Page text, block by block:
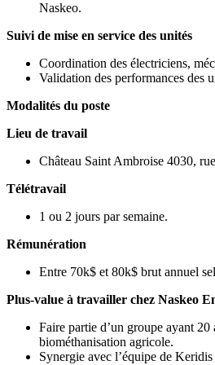
Naskeo.
Suivi de mise en service des unités
Coordination des électriciens,
Validation des performances des
Modalités du poste
Lieu de travail
Château Saint Ambroise 4030,
Télétravail
1 ou 2 jours par semaine.
Rémunération
Entre 70k$ et 80k$ brut annuel
Plus-value à travailler chez Naskeo
Faire partie d’un groupe ayant 20
biométhanisation agricole.
Synergie avec l’équipe de